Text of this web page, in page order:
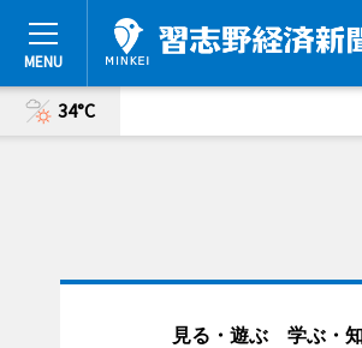
34°C
見る・遊ぶ 学ぶ・